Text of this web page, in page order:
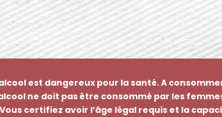
est dangereux pour la santé. A
ne doit pas être consommé par les
certifiez avoir l’âge légal requis et la